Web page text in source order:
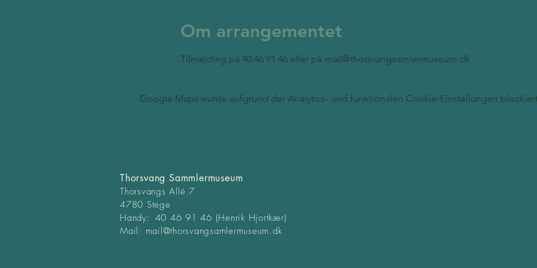
Om arrangementet
Tilmelding på 40 46 91 46 eller på mail@thorsvangsamlermuseum.dk
Google Maps wurde aufgrund der Analytics- und funktionalen Cookie-Einstellungen
Thorsvang Sammlermuseum
Thorsvangs Allé 7
4780 Stege
Handy: 40 46 91 46 (Henrik Hjortkær)
Mail: mail@thorsvangsamlermuseum.dk